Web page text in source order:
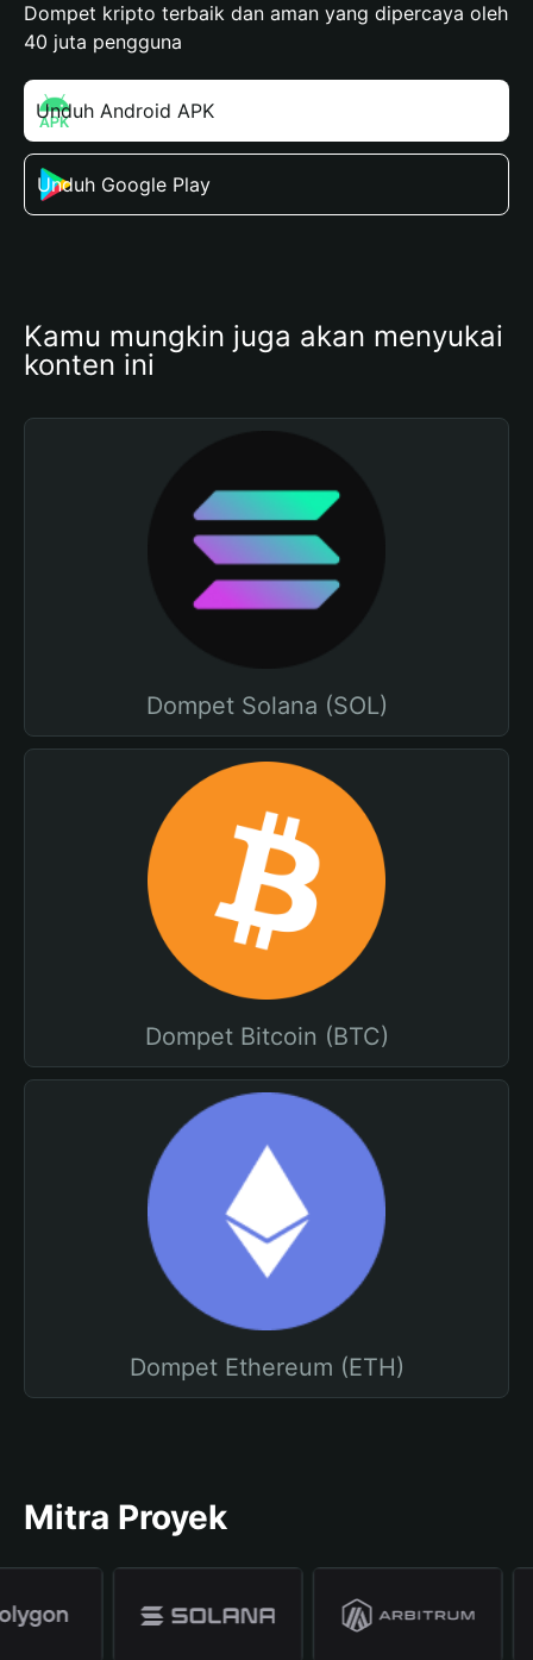
Dompet kripto terbaik dan aman yang dipercaya oleh
40 juta pengguna
Unduh Android APK
Unduh Google Play
Kamu mungkin juga akan menyukai
konten ini
Dompet Solana (SOL)
Dompet Bitcoin (BTC)
Dompet Ethereum (ETH)
Mitra Proyek